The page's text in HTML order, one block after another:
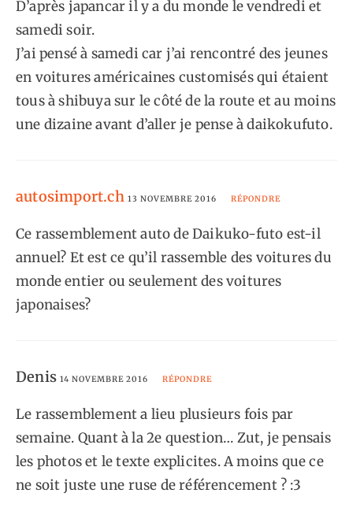
D’après japancar il y a du monde le vendredi et
samedi soir.
J’ai pensé à samedi car j’ai rencontré des jeunes
en voitures américaines customisés qui étaient
tous à shibuya sur le côté de la route et au moins
une dizaine avant d’aller je pense à daikokufuto.
autosimport.ch 13 NOVEMBRE 2016 RÉPONDRE
Ce rassemblement auto de Daikuko-futo est-il
annuel? Et est ce qu’il rassemble des voitures du
monde entier ou seulement des voitures
japonaises?
Denis14 NOVEMBRE 2016 RÉPONDRE
Le rassemblement a lieu plusieurs fois par
semaine. Quant à la 2e question… Zut, je pensais
les photos et le texte explicites. A moins que ce
ne soit juste une ruse de référencement ? :3